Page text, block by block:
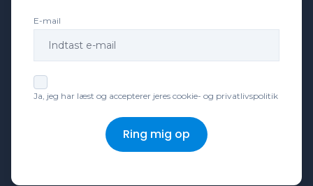
Splitbagsæder
Stofsæder
E-mail
Ja, jeg har læst og accepterer jeres cookie- og privatlivspolitik
Ring mig op